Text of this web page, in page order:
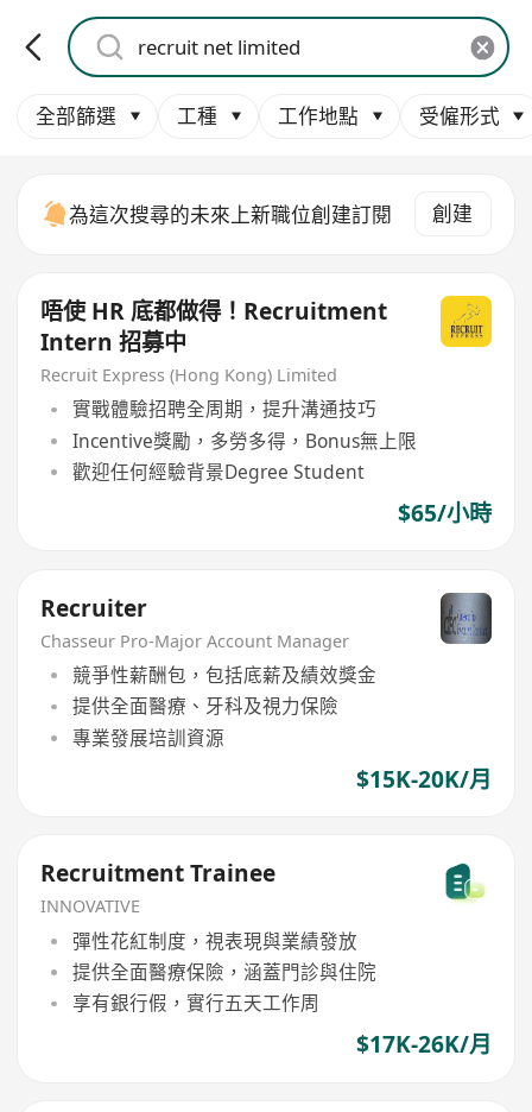
全部篩選 工種 工作地點 受僱形式
為這次搜尋的未來上新職位創建訂閱 創建
唔使 HR 底都做得！Recruitment
Intern 招募中
Recruit Express (Hong Kong) Limited
實戰體驗招聘全周期，提升溝通技巧
Incentive獎勵，多勞多得，Bonus無上限
歡迎任何經驗背景Degree Student
$65/小時
Recruiter
Chasseur Pro-Major Account Manager
競爭性薪酬包，包括底薪及績效獎金
提供全面醫療、牙科及視力保險
專業發展培訓資源
$15K-20K/月
Recruitment Trainee
INNOVATIVE
彈性花紅制度，視表現與業績發放
提供全面醫療保險，涵蓋門診與住院
享有銀行假，實行五天工作周
$17K-26K/月